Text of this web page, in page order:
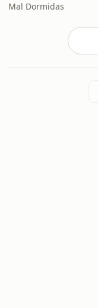
Mal Dormidas